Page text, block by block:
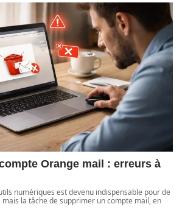
Orange mail : erreurs à
numériques est devenu indispensable pour de
la tâche de supprimer un compte mail, en